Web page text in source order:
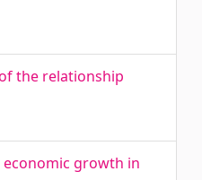
the relationship
economic growth in